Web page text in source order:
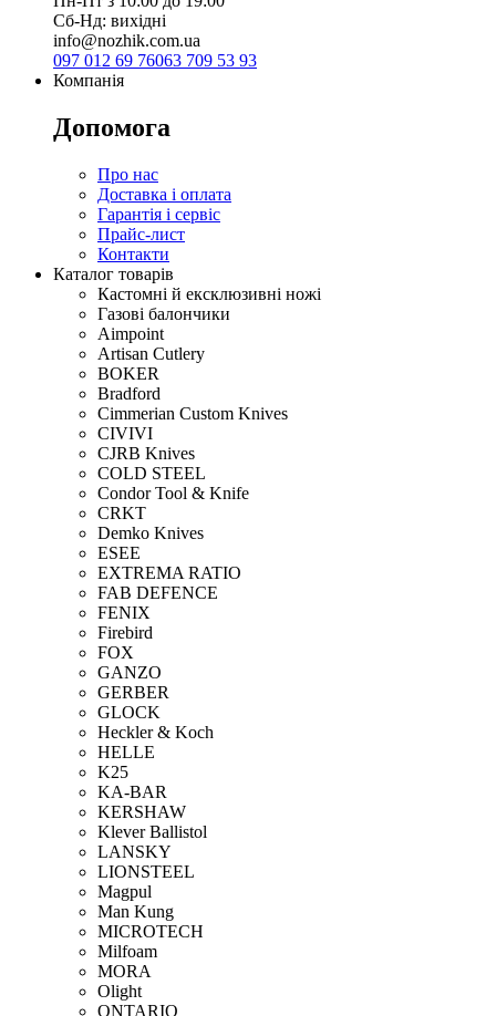
Сб-Нд: вихідні
info@nozhik.com.ua
097 012 69 76063 709 53 93
Компанія
Допомога
Про нас
Доставка і оплата
Гарантія і сервіс
Прайс-лист
Контакти
Каталог товарів
Кастомні й ексклюзивні ножі
Газові балончики
Aimpoint
Artisan Cutlery
BOKER
Bradford
Cimmerian Custom Knives
CIVIVI
CJRB Knives
COLD STEEL
Condor Tool & Knife
CRKT
Demko Knives
ESEE
EXTREMA RATIO
FAB DEFENCE
FENIX
Firebird
FOX
GANZO
GERBER
GLOCK
Heckler & Koch
HELLE
K25
KA-BAR
KERSHAW
Klever Ballistol
LANSKY
LIONSTEEL
Magpul
Man Kung
MICROTECH
Milfoam
MORA
Olight
ONTARIO